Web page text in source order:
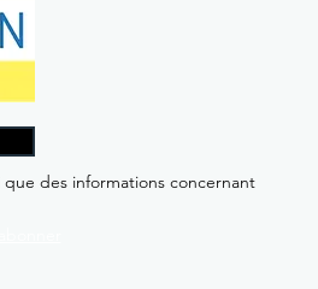
des informations concernant